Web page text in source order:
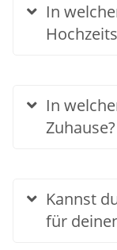
In
In
Zuhause?
Kannst
für